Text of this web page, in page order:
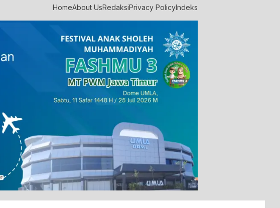
HomeAbout UsRedaksiPrivacy PolicyIndeks